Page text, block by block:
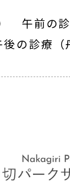
午前の
診療（